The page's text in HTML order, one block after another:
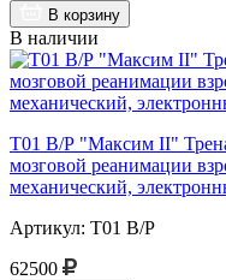
В корзину
В наличии
Т01 В/Р "Максим II"
мозговой реанимации
механический,
Артикул: Т01 В/Р
62500